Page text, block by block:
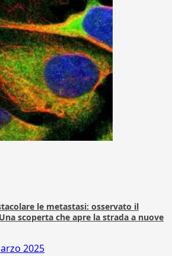
le metastasi: osservato il
scoperta che apre la strada a nuove
2025